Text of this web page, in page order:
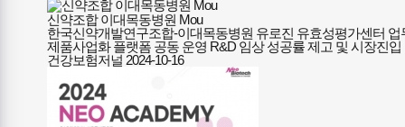
신약조합 이대목동병원 Mou
한국신약개발연구조합-이대목동병원 유로진 유효성평가센터
제품사업화 플랫폼 공동 운영 R&D 임상 성공률 제고 및 시장진
건강보험저널 2024-10-16